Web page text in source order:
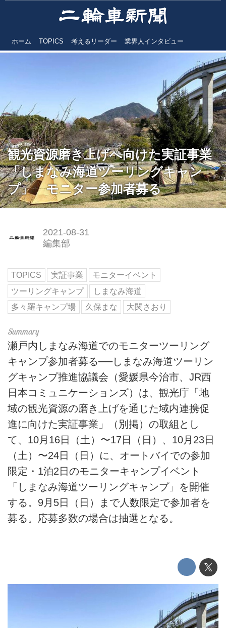
ホーム TOPICS 考えるリーダー 業界人インタビュー
観光資源磨き上げへ向けた実証事業
「しまなみ海道ツーリングキャン
プ」 モニター参加者募る
2021-08-31
編集部
TOPICS 実証事業
モニターイベント
ツーリングキャンプ
しまなみ海道
多々羅キャンプ場
久保まな 大関さおり
瀬戸内しまなみ海道でのモニターツーリング
キャンプ参加者募る──しまなみ海道ツーリン
グキャンプ推進協議会（愛媛県今治市、JR西
日本コミュニケーションズ）は、観光庁「地
域の観光資源の磨き上げを通じた域内連携促
進に向けた実証事業」（別掲）の取組とし
て、10月16日（土）〜17日（日）、10月23日
（土）〜24日（日）に、オートバイでの参加
限定・1泊2日のモニターキャンプイベント
「しまなみ海道ツーリングキャンプ」を開催
する。9月5日（日）まで人数限定で参加者を
募る。応募多数の場合は抽選となる。